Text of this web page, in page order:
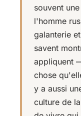
souvent
l'homme
galanterie
savent
appliquent
chose
y a aussi
culture de